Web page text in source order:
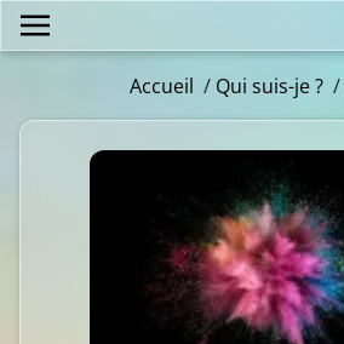
Accueil / Qui suis-je ? /